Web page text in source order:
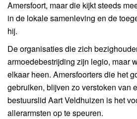
Amersfoort, maar die kijkt steeds
in de lokale samenleving en de
hij.
De organisaties die zich
armoedebestrijding zijn legio, maar
elkaar heen. Amersfoorters die het
gebruiken, blijven zo verstoken van
bestuurslid Aart Veldhuizen is het
allerarmsten op te speuren.